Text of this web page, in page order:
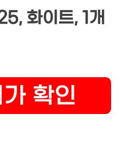
화이트, 1개